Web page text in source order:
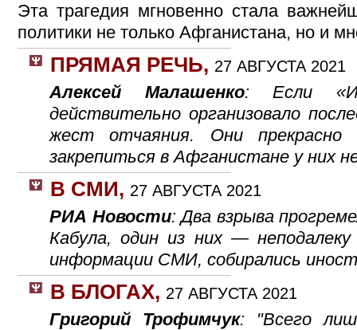
Эта трагедия мгновенно стала
политики не только Афганистана, но и
ПРЯМАЯ РЕЧЬ, 27 АВГУСТА 2021
Алексей Малашенко: Если
действительно организовало
жест отчаяния. Они
закрепиться в Афганистане у них
В СМИ, 27 АВГУСТА 2021
РИА Новости: Два взрыва
Кабула, один из них —
информации СМИ, собирались
В БЛОГАХ, 27 АВГУСТА 2021
Григорий Трофимчук: "Всего